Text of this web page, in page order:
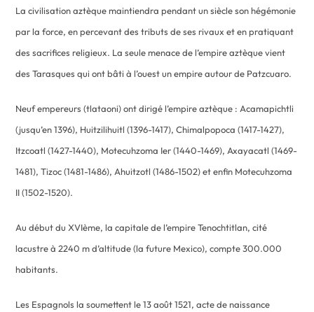
La civilisation aztèque maintiendra pendant un siècle son hégémonie
par la force, en percevant des tributs de ses rivaux et en pratiquant
des sacrifices religieux. La seule menace de l’empire aztèque vient
des Tarasques qui ont bâti à l’ouest un empire autour de Patzcuaro.
Neuf empereurs (tlataoni) ont dirigé l’empire aztèque : Acamapichtli
(jusqu’en 1396), Huitzilihuitl (1396-1417), Chimalpopoca (1417-1427),
Itzcoatl (1427-1440), Motecuhzoma Ier (1440-1469), Axayacatl (1469-
1481), Tizoc (1481-1486), Ahuitzotl (1486-1502) et enfin Motecuhzoma
II (1502-1520).
Au début du XVIème, la capitale de l’empire Tenochtitlan, cité
lacustre à 2240 m d’altitude (la future Mexico), compte 300.000
habitants.
Les Espagnols la soumettent le 13 août 1521, acte de naissance